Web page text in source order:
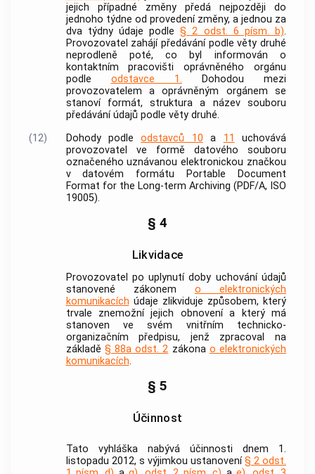
jejich případné změny předá nejpozději do
jednoho týdne od provedení změny, a jednou za
dva týdny údaje podle§ 2 odst. 6 písm. b).
Provozovatel zahájí předávání podle věty druhé
neprodleně poté, co byl informován o
kontaktním pracovišti oprávněného orgánu
podle odstavce 1. Dohodou mezi
provozovatelem a oprávněným orgánem se
stanoví formát, struktura a název souboru
předávání údajů podle věty druhé.
(12)
Dohody podleodstavců 10 a 11
uchovává
provozovatel ve formě datového souboru
označeného uznávanou elektronickou značkou
v datovém formátu Portable Document
Format for the Long-term Archiving (PDF/A, ISO
19005).
§ 4
Likvidace
Provozovatel po uplynutí doby uchování údajů
stanovené zákonem o elektronických
komunikacích údaje zlikviduje způsobem, který
trvale znemožní jejich obnovení a který má
stanoven ve svém vnitřním technicko-
organizačním předpisu, jenž zpracoval na
základě § 88a odst. 2 zákona o elektronických
komunikacích.
§ 5
Účinnost
Tato vyhláška nabývá účinnosti dnem 1.
listopadu 2012, s výjimkou ustanovení § 2 odst.